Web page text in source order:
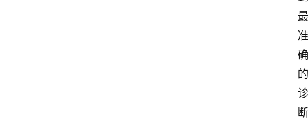
最
准
确
的
诊
断